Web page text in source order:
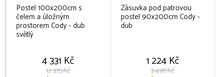
Postel 100x200cm s
čelem a úložným
prostorem Cody - dub
světlý
4 331 Kč
12 375 Kč
Zásuvka pod patrovou
postel 90x200cm Cody -
dub
1 224 Kč
3 498 Kč